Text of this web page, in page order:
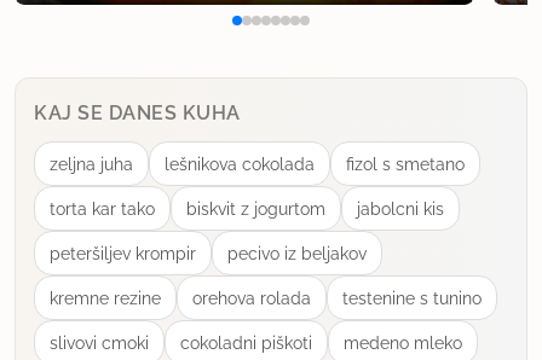
Tenstano je nekaj kar pacamo v posodi ure in ure,
počasi z nekaj tekočine. Pražimo pa nekaj na hitro
brez tekočine na maščobi. Semena na primer.
Težko rečemo, da so tenstana.
uporabno
Vrtejbenka
član od 2011
KAJ SE DANES KUHA
zeljna juha lešnikova cokolada fizol s smetano
torta kar tako biskvit z jogurtom jabolcni kis
peteršiljev krompir pecivo iz beljakov
kremne rezine orehova rolada testenine s tunino
slivovi cmoki cokoladni piškoti medeno mleko